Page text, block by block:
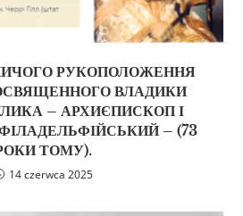
РУКОПОЛОЖЕННЯ
ВЛАДИКИ
– АРХИЄПИСКОП І
– (73
ТОМУ).
14 czerwca 2025